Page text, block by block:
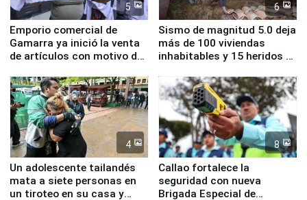
5
Emporio comercial de
Gamarra ya inició la venta
de artículos con motivo de
6
Sismo de magnitud 5.0 deja
más de 100 viviendas
inhabitables y 15 heridos en
4
Un adolescente tailandés
mata a siete personas en
un tiroteo en su casa y
8
Callao fortalece la
seguridad con nueva
Brigada Especial de